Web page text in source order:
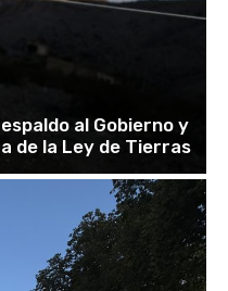
al Gobierno y
de la Ley de Tierras